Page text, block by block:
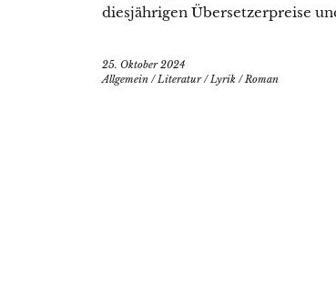
diesjährigen Übersetzerpreise
25. Oktober 2024
Allgemein /Literatur/Lyrik /Roman